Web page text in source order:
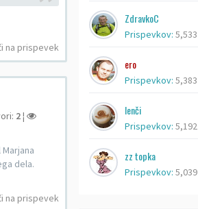
ZdravkoC
Prispevkov: 5,533
ero
Prispevkov: 5,383
lenči
Prispevkov: 5,192
zz topka
Prispevkov: 5,039
na prispevek
2¦
dela.
na prispevek